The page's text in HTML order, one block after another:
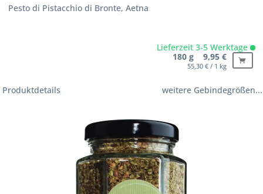
Pesto di Pistacchio di Bronte, Aetna
Lieferzeit 3-5 Werktage
180 g 9,95 €
55,30 € / 1 kg
Produktdetails weitere Gebindegrößen...